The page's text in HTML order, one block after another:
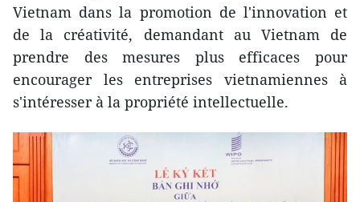
Vietnam dans la promotion de l'innovation et
de la créativité, demandant au Vietnam de
prendre des mesures plus efficaces pour
encourager les entreprises vietnamiennes à
s'intéresser à la propriété intellectuelle.